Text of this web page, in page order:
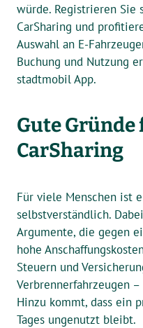
würde. Registrieren Sie
CarSharing und
Auswahl an E-
Buchung und Nutzung
stadtmobil App.
Gute Gründe
CarSharing
Für viele Menschen ist
selbstverständlich.
Argumente, die gegen
hohe
Steuern und
Verbrennerfahrzeugen
Hinzu kommt, dass ein
Tages ungenutzt bleibt.